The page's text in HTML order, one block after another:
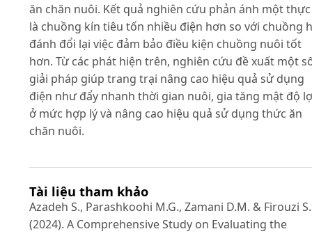
ăn chăn nuôi. Kết quả nghiên cứu phản ánh một
là chuồng kín tiêu tốn nhiều điện hơn so với chuồng
đánh đổi lại việc đảm bảo điều kiện chuồng nuôi tốt
hơn. Từ các phát hiện trên, nghiên cứu đề xuất một
giải pháp giúp trang trại nâng cao hiệu quả sử dụng
điện như đẩy nhanh thời gian nuôi, gia tăng mật độ
ở mức hợp lý và nâng cao hiệu quả sử dụng thức ăn
chăn nuôi.
Tài liệu tham khảo
Azadeh S., Parashkoohi M.G., Zamani D.M. & Firouzi S.
(2024). A Comprehensive Study on Evaluating the